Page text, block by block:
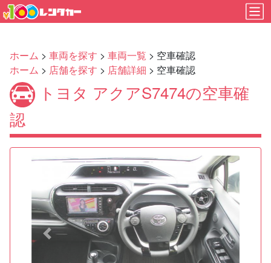
ホーム > 車両を探す > 車両一覧 > 空車確認
ホーム > 店舗を探す > 店舗詳細 > 空車確認
トヨタ アクアS7474の空車確
認
Previous Next